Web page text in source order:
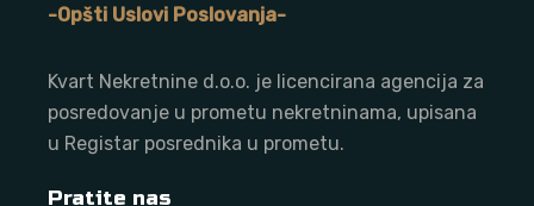
-Opšti Uslovi Poslovanja-
Kvart Nekretnine d.o.o. je licencirana agencija za
posredovanje u prometu nekretninama, upisana
u Registar posrednika u prometu.
Pratite nas